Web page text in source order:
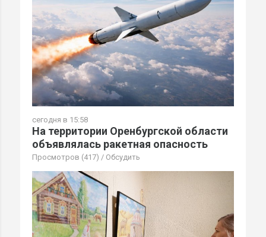
сегодня в 15:58
На территории Оренбургской области
объявлялась ракетная опасность
Просмотров (417) / Обсудить